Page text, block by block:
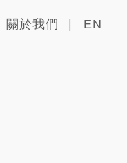
關於我們 EN